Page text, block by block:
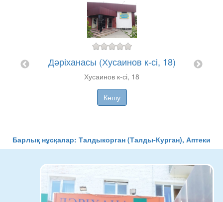
Дәріханасы (Хусаинов к-сі, 18)
Хусаинов к-сі, 18
Көшу
Барлық нұсқалар: Талдыкорган (Талды-Курган), Аптеки